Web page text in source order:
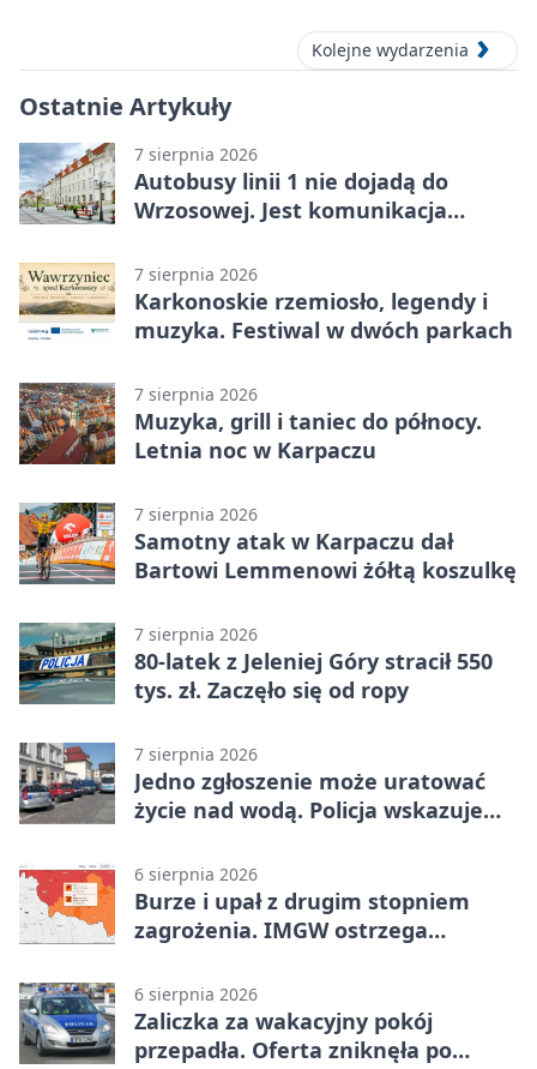
Kolejne wydarzenia
Ostatnie Artykuły
7 sierpnia 2026
Autobusy linii 1 nie dojadą do
Wrzosowej. Jest komunikacja
7 sierpnia 2026
Karkonoskie rzemiosło, legendy i
muzyka. Festiwal w dwóch parkach
7 sierpnia 2026
Muzyka, grill i taniec do północy.
Letnia noc w Karpaczu
7 sierpnia 2026
Samotny atak w Karpaczu dał
Bartowi Lemmenowi żółtą koszulkę
7 sierpnia 2026
80-latek z Jeleniej Góry stracił 550
tys. zł. Zaczęło się od ropy
7 sierpnia 2026
Jedno zgłoszenie może uratować
życie nad wodą. Policja wskazuje
6 sierpnia 2026
Burze i upał z drugim stopniem
zagrożenia. IMGW ostrzega
6 sierpnia 2026
Zaliczka za wakacyjny pokój
przepadła. Oferta zniknęła po